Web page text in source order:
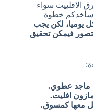
الافلييت سواء
خطوة
يوميا، لكن يجب
فيمكن تحقيق
افليت.